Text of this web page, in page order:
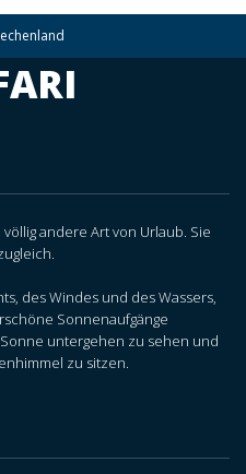
andere Art von Urlaub. Sie
des Windes und des Wassers,
Sonnenaufgänge
untergehen zu sehen und
zu sitzen.